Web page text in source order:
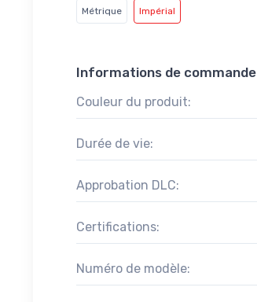
Métrique Impérial
Informations de commande
Couleur du produit:
Durée de vie:
Approbation DLC:
Certifications:
Numéro de modèle: